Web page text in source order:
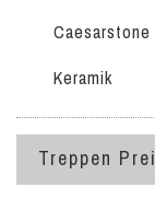
Caesarstone
Keramik
Treppen